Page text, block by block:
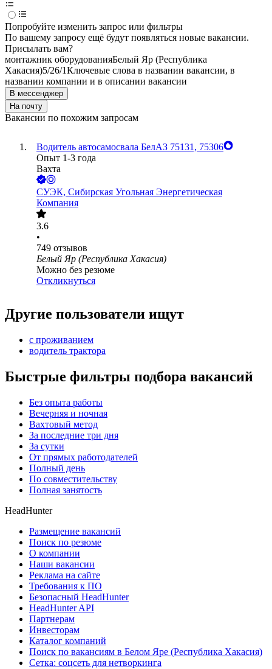
Попробуйте изменить запрос или фильтры
По вашему запросу ещё будут появляться новые вакансии.
Присылать вам?
монтажник оборудованияБелый Яр (Республика
Хакасия)5/26/1Ключевые слова в названии вакансии, в
названии компании и в описании вакансии
В мессенджер
На почту
Вакансии по похожим запросам
Водитель автосамосвала БелАЗ 75131, 75306
Опыт 1-3 года
Вахта
СУЭК, Сибирская Угольная Энергетическая
Компания
3.6
•
749 отзывов
Белый Яр (Республика Хакасия)
Можно без резюме
Откликнуться
Другие пользователи ищут
с проживанием
водитель трактора
Быстрые фильтры подбора вакансий
Без опыта работы
Вечерняя и ночная
Вахтовый метод
За последние три дня
За сутки
От прямых работодателей
Полный день
По совместительству
Полная занятость
HeadHunter
Размещение вакансий
Поиск по резюме
О компании
Наши вакансии
Реклама на сайте
Требования к ПО
Безопасный HeadHunter
HeadHunter API
Партнерам
Инвесторам
Каталог компаний
Поиск по вакансиям в Белом Яре (Республика Хакасия)
Сетка: соцсеть для нетворкинга